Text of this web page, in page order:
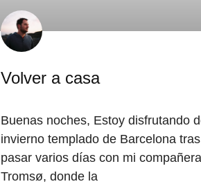
Volver a casa
Buenas noches, Estoy disfrutando
invierno templado de Barcelona tras
pasar varios días con mi
Tromsø, donde la